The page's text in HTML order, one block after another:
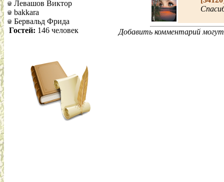
Левашов Виктор
bakkara
Бервальд Фрида
Гостей: 146 человек Добавить комментарий